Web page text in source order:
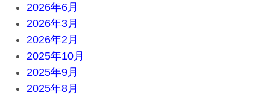
2026年6月
2026年3月
2026年2月
2025年10月
2025年9月
2025年8月